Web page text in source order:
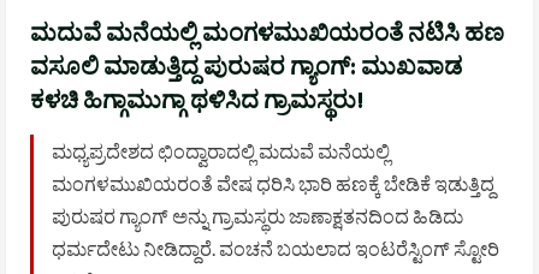
ಮದುವೆ ಮನೆಯಲ್ಲಿ ಮಂಗಳಮುಖಿಯರಂತೆ ನಟಿಸಿ ಹಣ
ವಸೂಲಿ ಮಾಡುತ್ತಿದ್ದ ಪುರುಷರ ಗ್ಯಾಂಗ್: ಮುಖವಾಡ
ಕಳಚಿ ಹಿಗ್ಗಾಮುಗ್ಗಾ ಥಳಿಸಿದ ಗ್ರಾಮಸ್ಥರು!
ಮಧ್ಯಪ್ರದೇಶದ ಛಿಂದ್ವಾರಾದಲ್ಲಿ ಮದುವೆ ಮನೆಯಲ್ಲಿ
ಮಂಗಳಮುಖಿಯರಂತೆ ವೇಷ ಧರಿಸಿ ಭಾರಿ ಹಣಕ್ಕೆ ಬೇಡಿಕೆ ಇಡುತ್ತಿದ್ದ
ಪುರುಷರ ಗ್ಯಾಂಗ್ ಅನ್ನು ಗ್ರಾಮಸ್ಥರು ಜಾಣಾಕ್ಷತನದಿಂದ ಹಿಡಿದು
ಧರ್ಮದೇಟು ನೀಡಿದ್ದಾರೆ. ವಂಚನೆ ಬಯಲಾದ ಇಂಟರೆಸ್ಟಿಂಗ್ ಸ್ಟೋರಿ